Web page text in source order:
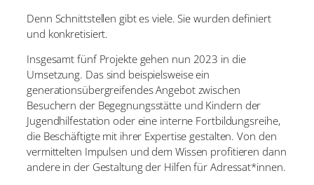
Denn Schnittstellen gibt es viele. Sie wurden definiert
und konkretisiert.
Insgesamt fünf Projekte gehen nun 2023 in die
Umsetzung. Das sind beispielsweise ein
generationsübergreifendes Angebot zwischen
Besuchern der Begegnungsstätte und Kindern der
Jugendhilfestation oder eine interne Fortbildungsreihe,
die Beschäftigte mit ihrer Expertise gestalten. Von den
vermittelten Impulsen und dem Wissen profitieren dann
andere in der Gestaltung der Hilfen für Adressat*innen.